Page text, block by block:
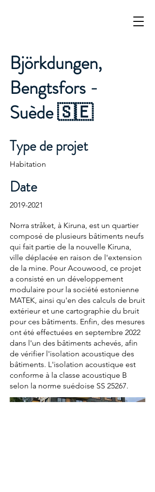
Björkdungen,
Bengtsfors -
Suède 🇸🇪
Type de projet
Habitation
Date
2019-2021
Norra stråket, à Kiruna, est un quartier
composé de plusieurs bâtiments neufs
qui fait partie de la nouvelle Kiruna,
ville déplacée en raison de l'extension
de la mine. Pour Acouwood, ce projet
a consisté en un développement
modulaire pour la société estonienne
MATEK, ainsi qu'en des calculs de bruit
extérieur et une cartographie du bruit
pour ces bâtiments. Enfin, des mesures
ont été effectuées en septembre 2022
dans l'un des bâtiments achevés, afin
de vérifier l'isolation acoustique des
bâtiments. L'isolation acoustique est
conforme à la classe acoustique B
selon la norme suédoise SS 25267.